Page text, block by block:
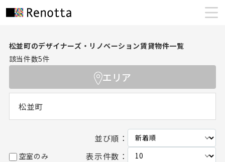
松並町のデザイナーズ・リノベーション賃貸物件一覧
該当件数5件
エリア
松並町
並び順：
空室のみ 表示件数：